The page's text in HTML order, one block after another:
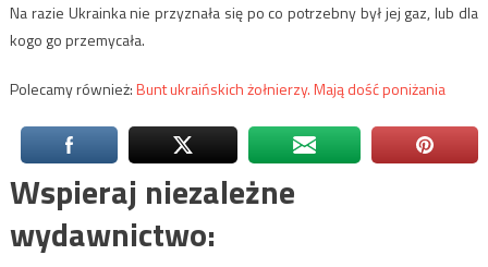
Na razie Ukrainka nie przyznała się po co potrzebny był jej gaz, lub dla
kogo go przemycała.
Polecamy również:Bunt ukraińskich żołnierzy. Mają dość poniżania
Wspieraj niezależne
wydawnictwo: